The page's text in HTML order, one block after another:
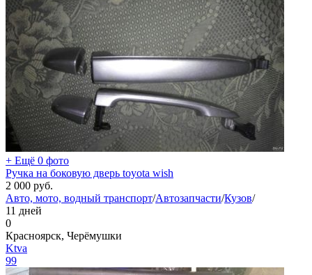
+ Ещё 0 фото
Ручка на боковую дверь toyota wish
2 000 руб.
Авто, мото, водный транспорт/Автозапчасти/Кузов/
11 дней
0
Красноярск, Черёмушки
Ktva
99